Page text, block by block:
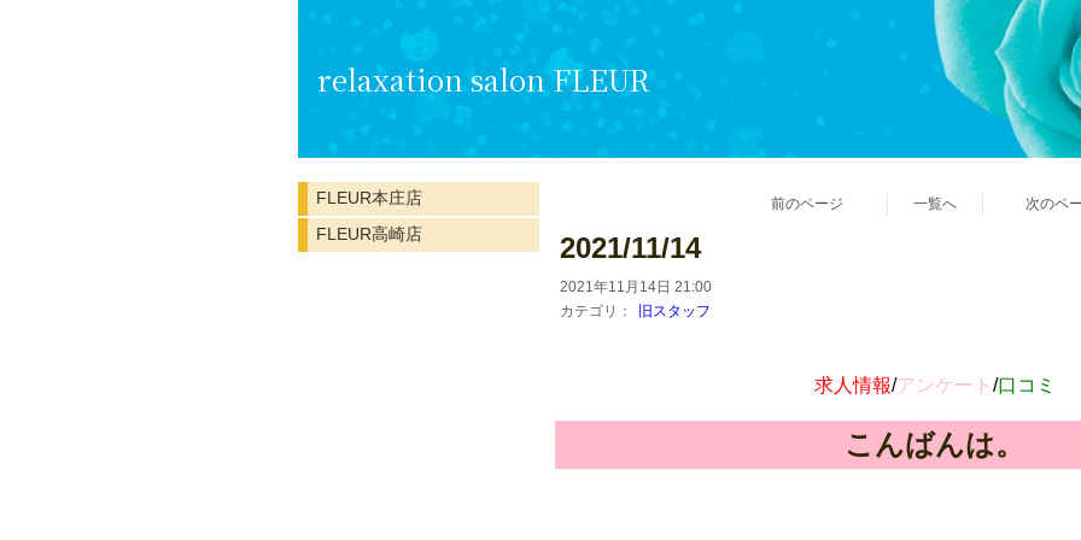
relaxation salon FLEUR
前のページ 一覧へ 次のペ
2021/11/14
2021年11月14日 21:00
カテゴリ：
旧スタッフ
求人情報/アンケート /口コミ
こんばんは。
FLEUR本庄店
FLEUR高崎店